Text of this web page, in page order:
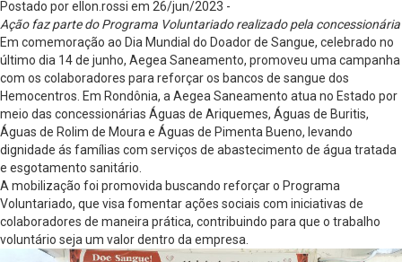
Postado por ellon.rossi em 26/jun/2023 -
Ação faz parte do Programa Voluntariado realizado pela concessionária
Em comemoração ao Dia Mundial do Doador de Sangue, celebrado no
último dia 14 de junho, Aegea Saneamento, promoveu uma campanha
com os colaboradores para reforçar os bancos de sangue dos
Hemocentros. Em Rondônia, a Aegea Saneamento atua no Estado por
meio das concessionárias Águas de Ariquemes, Águas de Buritis,
Águas de Rolim de Moura e Águas de Pimenta Bueno, levando
dignidade ás famílias com serviços de abastecimento de água tratada
e esgotamento sanitário.
A mobilização foi promovida buscando reforçar o Programa
Voluntariado, que visa fomentar ações sociais com iniciativas de
colaboradores de maneira prática, contribuindo para que o trabalho
voluntário seja um valor dentro da empresa.